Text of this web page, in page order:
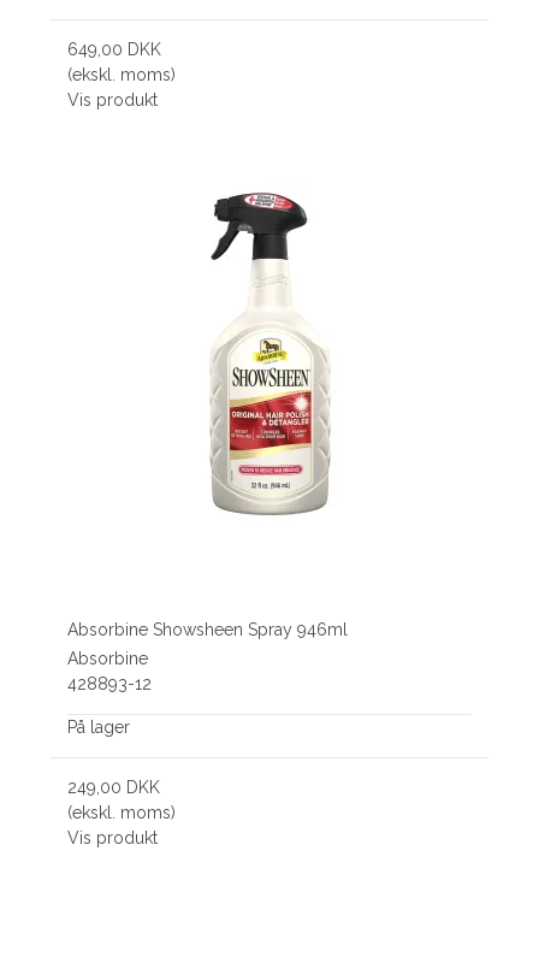
649,00 DKK
(ekskl. moms)
Vis produkt
Absorbine Showsheen Spray 946ml
Absorbine
428893-12
På lager
249,00 DKK
(ekskl. moms)
Vis produkt